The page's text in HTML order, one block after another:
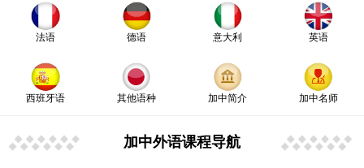
法语 德语 意大利 英语
西班牙语 其他语种 加中简介 加中名师
加中外语课程导航